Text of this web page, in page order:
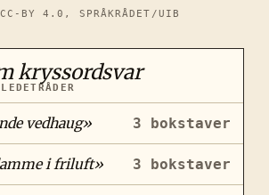
CC-BY 4.0, SPRÅKRÅDET/UIB
kryssordsvar
vedhaug» 3 bokstaver
i friluft» 3 bokstaver